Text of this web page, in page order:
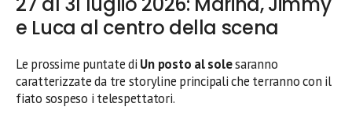
e Luca al centro della scena
Le prossime puntate di Un posto al solesaranno
caratterizzate da tre storyline principali che terranno con il
fiato sospeso i telespettatori.